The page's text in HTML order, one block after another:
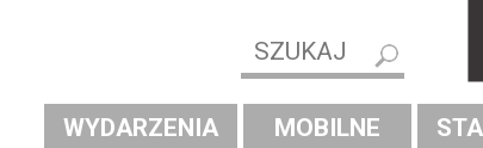
WYDARZENIA MOBILNE